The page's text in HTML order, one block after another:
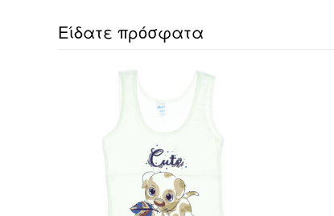
Είδατε πρόσφατα